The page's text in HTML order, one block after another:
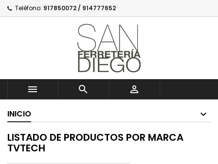
Teléfono: 917850072 / 914777652
  
INICIO
LISTADO DE PRODUCTOS POR MARCA
TVTECH